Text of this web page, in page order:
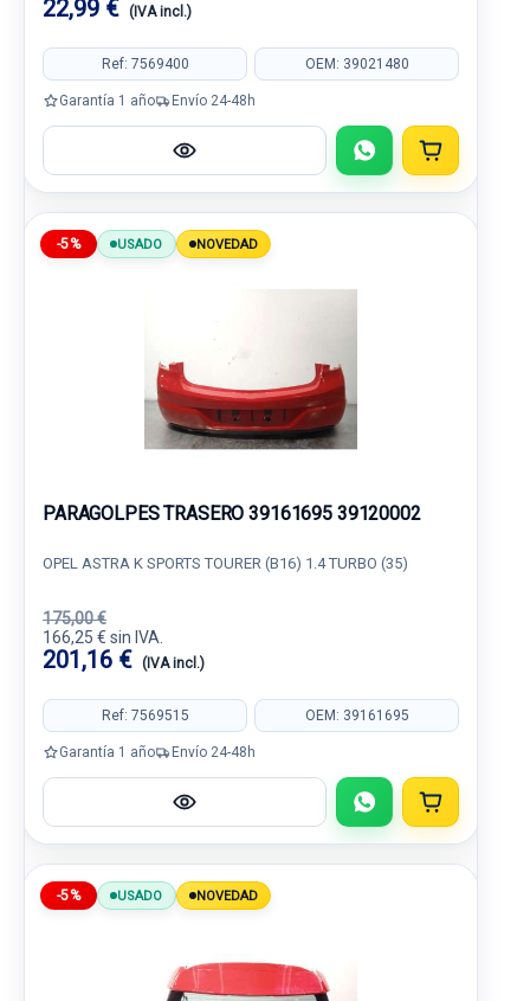
22,99 € (IVA incl.)
Ref: 7569400 OEM: 39021480
Garantía 1 año Envío 24-48h
-5% USADO NOVEDAD
PARAGOLPES TRASERO 39161695 39120002
OPEL ASTRA K SPORTS TOURER (B16) 1.4 TURBO (35)
175,00 €
166,25 € sin IVA.
201,16 € (IVA incl.)
Ref: 7569515 OEM: 39161695
Garantía 1 año Envío 24-48h
-5% USADO NOVEDAD